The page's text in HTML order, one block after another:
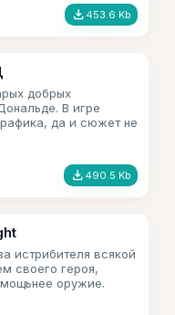
file_download 453.6 Kb
добрых
В игре
да и сюжет не
file_download 490.5 Kb
истрибителя всякой
своего героя,
оружие.